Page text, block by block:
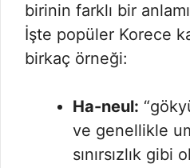
birinin farklı bir
İşte popüler Korece
birkaç örneği:
Ha-neul:
ve genellikle
sınırsızlık